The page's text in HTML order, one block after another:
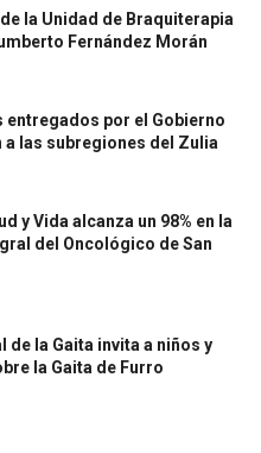
la Unidad de Braquiterapia
Fernández Morán
por el Gobierno
a las subregiones del Zulia
y Vida alcanza un 98% en la
del Oncológico de San
de la Gaita invita a niños y
la Gaita de Furro